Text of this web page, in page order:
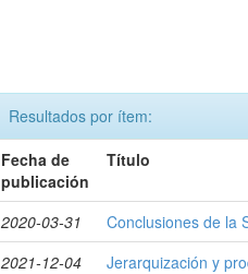
Resultados por ítem:
Fecha de
publicación
Título
2020-03-31 Conclusiones de la
2021-12-04
Jerarquización y